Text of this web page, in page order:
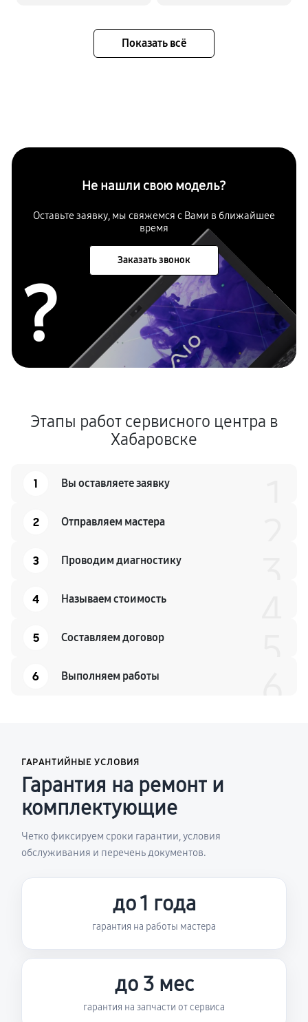
Показать всё
Не нашли свою модель?
Оставьте заявку, мы свяжемся с Вами в ближайшее
время
Заказать звонок
?
Этапы работ сервисного центра в
Хабаровске
1 Вы оставляете заявку
2 Отправляем мастера
3 Проводим диагностику
4 Называем стоимость
5 Составляем договор
6 Выполняем работы
ГАРАНТИЙНЫЕ УСЛОВИЯ
Гарантия на ремонт и
комплектующие
Четко фиксируем сроки гарантии, условия
обслуживания и перечень документов.
до 1 года
гарантия на работы мастера
до 3 мес
гарантия на запчасти от сервиса